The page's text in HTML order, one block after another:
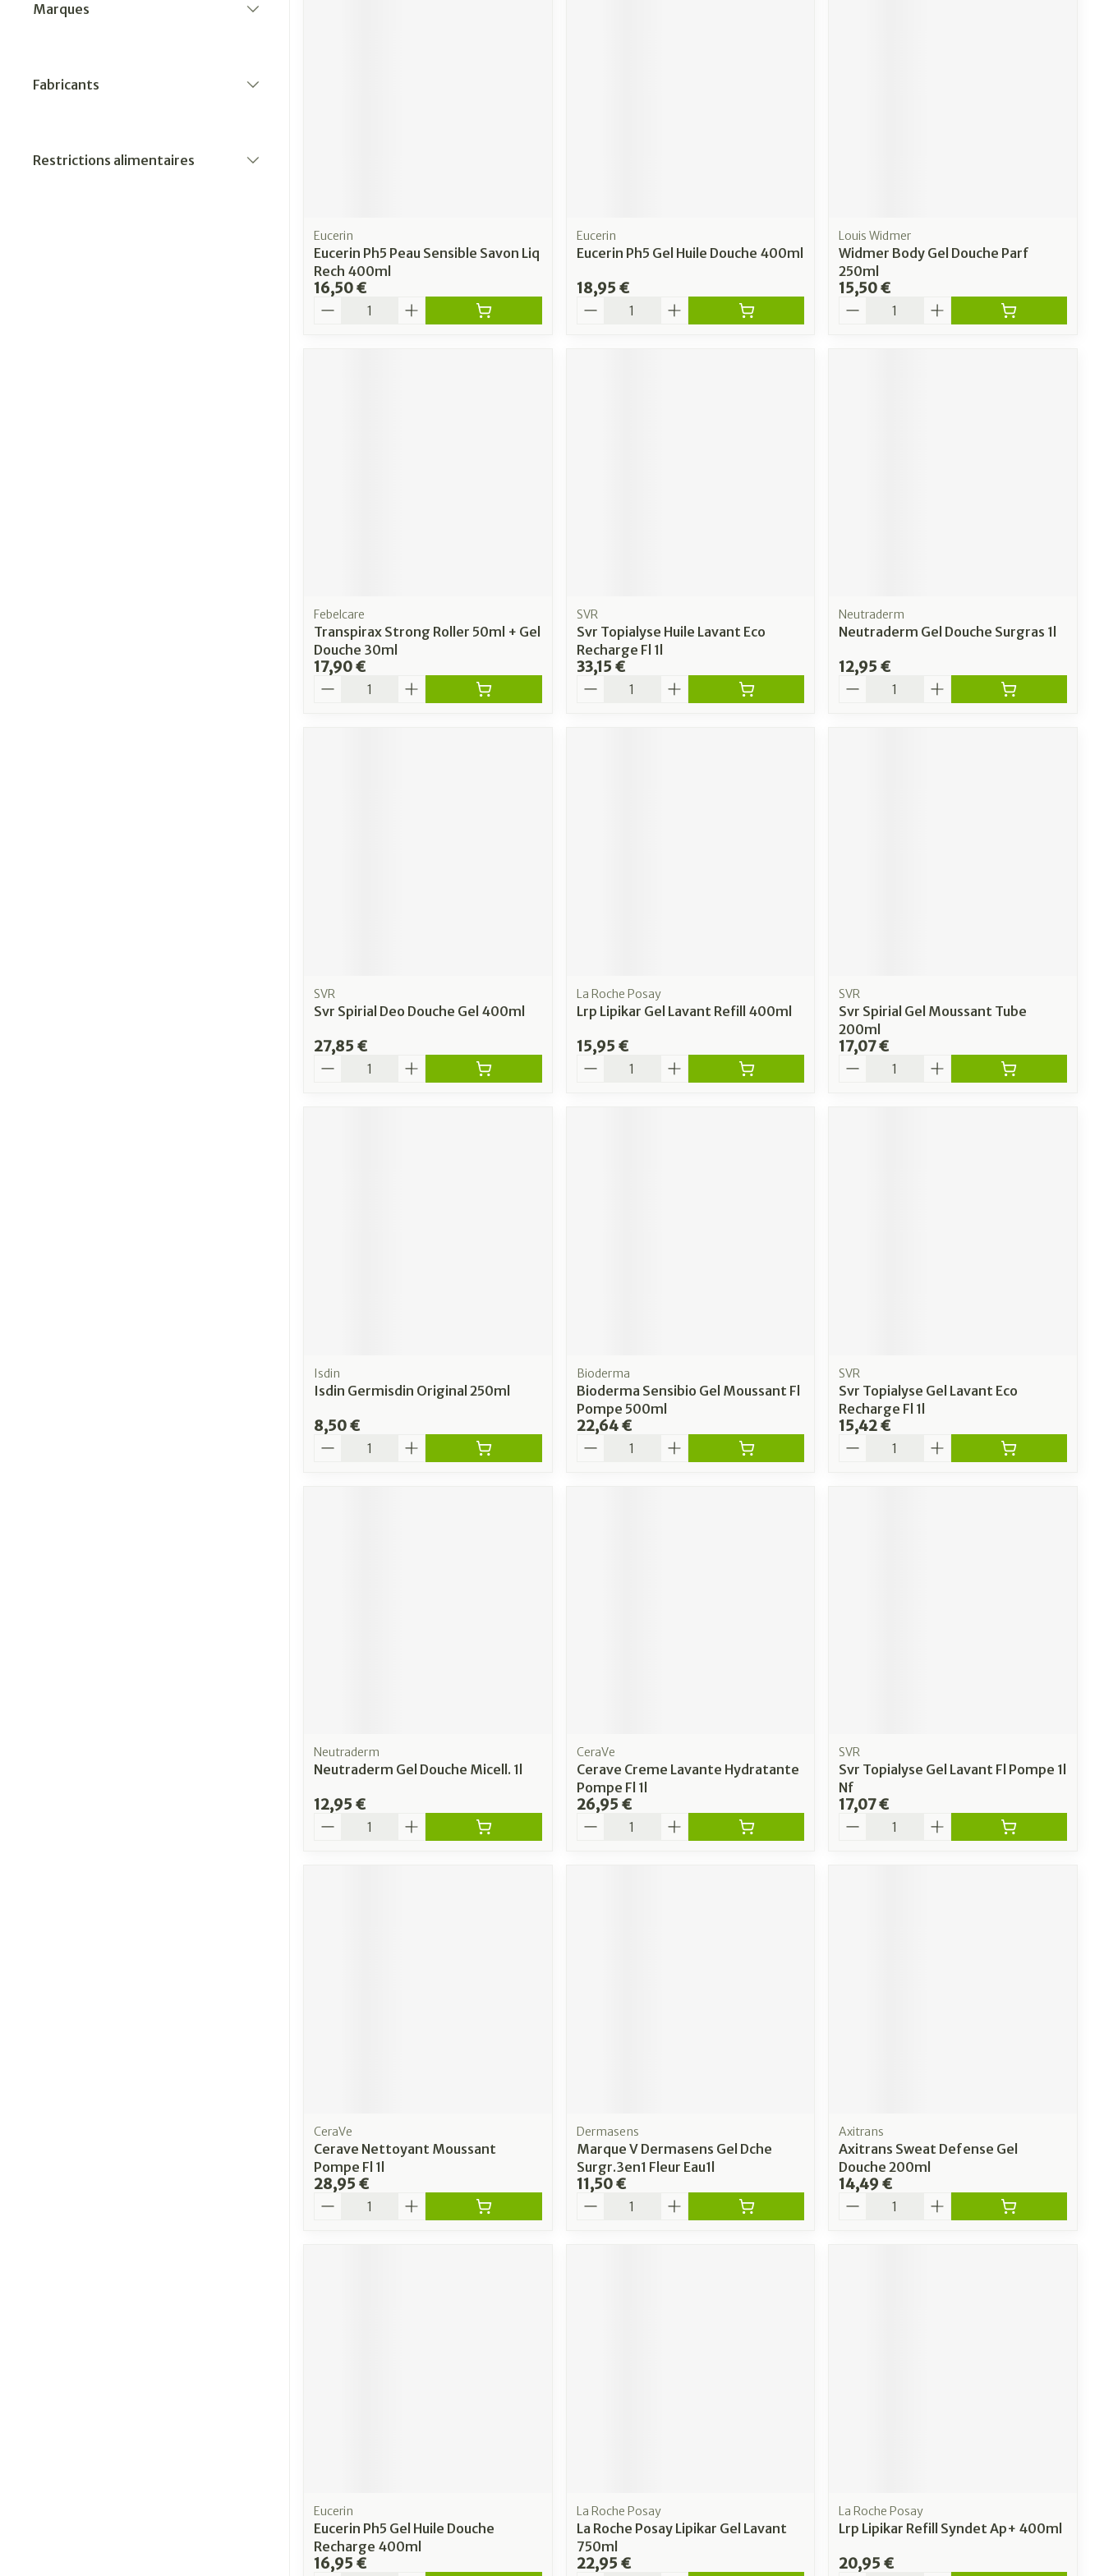
Marques
Fabricants
Restrictions alimentaires
Eucerin
Eucerin Ph5 Peau Sensible Savon Liq
Rech 400ml
16,50 €
Quantité
Eucerin
Eucerin Ph5 Gel Huile Douche 400ml
18,95 €
Quantité
Louis Widmer
Widmer Body Gel Douche Parf
250ml
15,50 €
Quantité
Febelcare
Transpirax Strong Roller 50ml + Gel
Douche 30ml
17,90 €
Quantité
SVR
Svr Topialyse Huile Lavant Eco
Recharge Fl 1l
33,15 €
Quantité
Neutraderm
Neutraderm Gel Douche Surgras 1l
12,95 €
Quantité
SVR
Svr Spirial Deo Douche Gel 400ml
27,85 €
Quantité
La Roche Posay
Lrp Lipikar Gel Lavant Refill 400ml
15,95 €
Quantité
SVR
Svr Spirial Gel Moussant Tube
200ml
17,07 €
Quantité
Isdin
Isdin Germisdin Original 250ml
8,50 €
Quantité
Bioderma
Bioderma Sensibio Gel Moussant Fl
Pompe 500ml
22,64 €
Quantité
SVR
Svr Topialyse Gel Lavant Eco
Recharge Fl 1l
15,42 €
Quantité
Neutraderm
Neutraderm Gel Douche Micell. 1l
12,95 €
Quantité
CeraVe
Cerave Creme Lavante Hydratante
Pompe Fl 1l
26,95 €
Quantité
SVR
Svr Topialyse Gel Lavant Fl Pompe 1l
Nf
17,07 €
Quantité
CeraVe
Cerave Nettoyant Moussant
Pompe Fl 1l
28,95 €
Quantité
Dermasens
Marque V Dermasens Gel Dche
Surgr.3en1 Fleur Eau1l
11,50 €
Quantité
Axitrans
Axitrans Sweat Defense Gel
Douche 200ml
14,49 €
Quantité
Eucerin
Eucerin Ph5 Gel Huile Douche
Recharge 400ml
16,95 €
La Roche Posay
La Roche Posay Lipikar Gel Lavant
750ml
22,95 €
La Roche Posay
Lrp Lipikar Refill Syndet Ap+ 400ml
20,95 €